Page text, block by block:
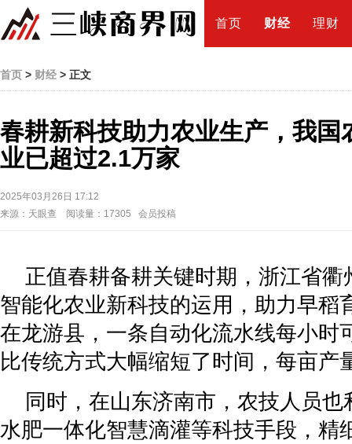
首页 财经 理财
首页 > 财经 > 正文
春耕新科技助力农业生产，我国
业已超过2.1万家
2025年03月26日 17:12
来源：天眼查 阅读量：17305 会员投稿
正值春耕备耕关键时期，浙江省衢
智能化农业新科技的运用，助力早稻
在龙游县，一条自动化流水线每小时
比传统方式大幅缩短了时间，每亩产
同时，在山东济南市，农技人员
水肥一体化智慧滴灌等科技手段，精